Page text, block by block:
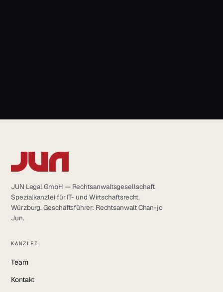
JUN Legal GmbH — Rechtsanwaltsgesellschaft.
Spezialkanzlei für IT- und Wirtschaftsrecht,
Würzburg. Geschäftsführer: Rechtsanwalt Chan-jo
Jun.
KANZLEI
Team
Kontakt